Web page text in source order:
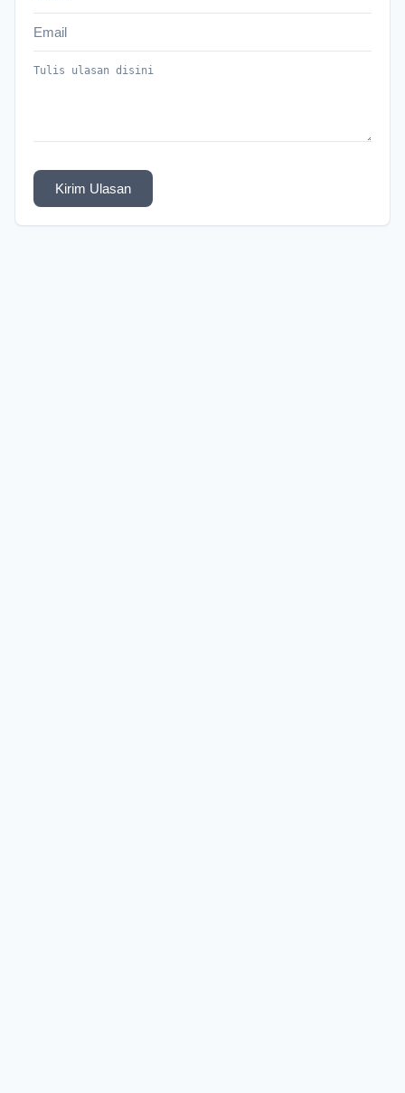
Kirim Ulasan